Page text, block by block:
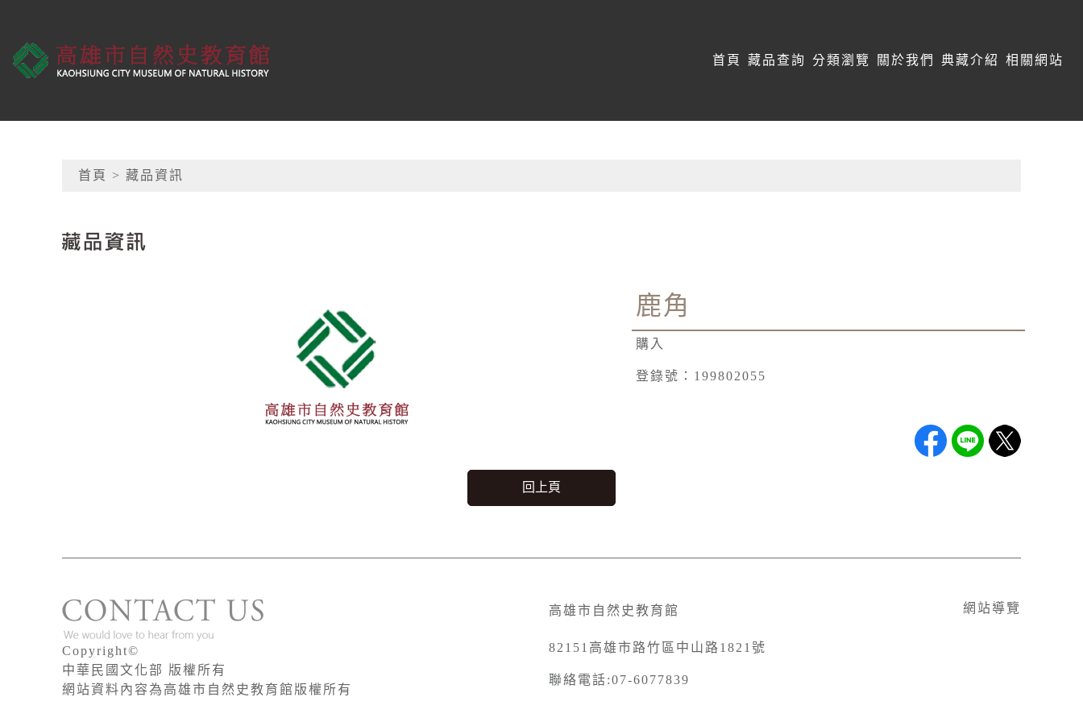
高雄市自然史教育館
網頁導覽
首頁 藏品查詢 分類瀏覽 關於我們 典藏介紹 相關網站
首頁 > 藏品資訊
鹿角
購入
登錄號：199802055
回上頁
Copyright©
中華民國文化部 版權所有
網站資料內容為高雄市自然史教育館版權所有
高雄市自然史教育館
82151高雄市路竹區中山路1821號
聯絡電話:07-6077839
網站導覽